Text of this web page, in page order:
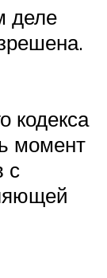
деле
кодекса
момент
с